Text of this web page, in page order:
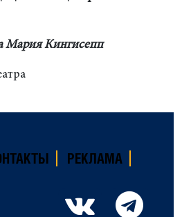
Мария Кингисепп
РЕКЛАМА